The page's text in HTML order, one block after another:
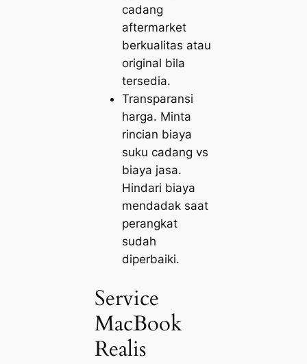
cadang
aftermarket
berkualitas atau
original bila
tersedia.
Transparansi
harga. Minta
rincian biaya
suku cadang vs
biaya jasa.
Hindari biaya
mendadak saat
perangkat
sudah
diperbaiki.
Service
MacBook
Realis